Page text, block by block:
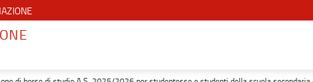
per studentesse e studenti della scuola secondaria di